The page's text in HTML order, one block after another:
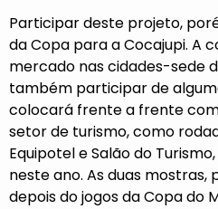
Participar deste projeto,
da Copa para a Cocajupi. A
mercado nas cidades-sede
também participar de
colocará frente a frente
setor de turismo, como
Equipotel e Salão do
neste ano. As duas
depois do jogos da Copa do